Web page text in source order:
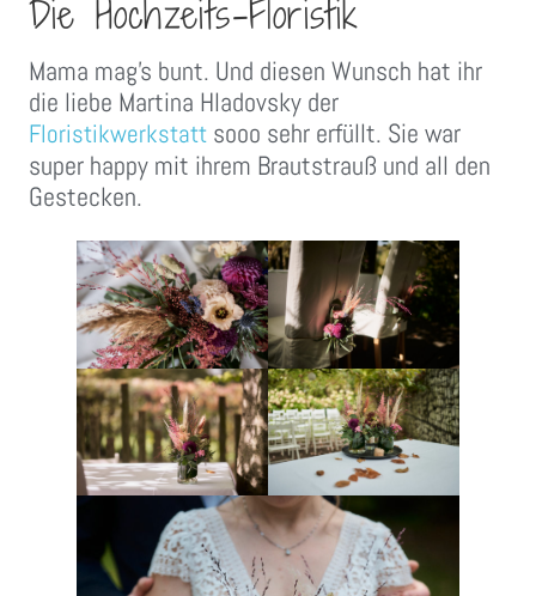
Die Hochzeits-Floristik
Mama mag’s bunt. Und diesen Wunsch hat ihr
die liebe Martina Hladovsky der
Floristikwerkstatt sooo sehr erfüllt. Sie war
super happy mit ihrem Brautstrauß und all den
Gestecken.